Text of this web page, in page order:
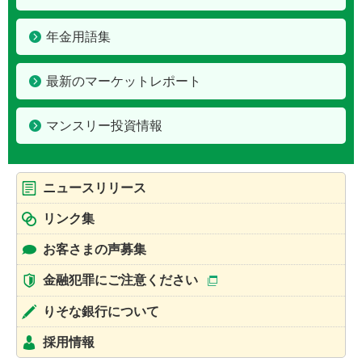
年金用語集
最新のマーケットレポート
マンスリー投資情報
ニュースリリース
リンク集
お客さまの声募集
金融犯罪にご注意ください
りそな銀行について
採用情報